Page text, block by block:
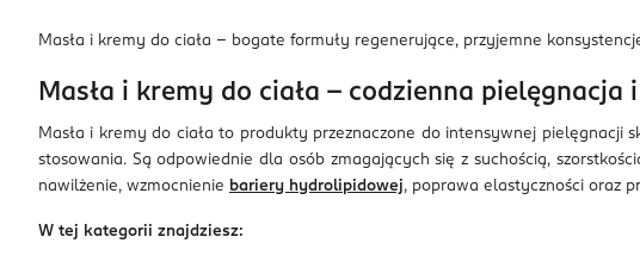
Masła i kremy do ciała – bogate formuły regenerujące, przyjemne
Masła i kremy do ciała – codzienna pielęgnacja
Masła i kremy do ciała to produkty przeznaczone do intensywnej pielęgnacji
stosowania. Są odpowiednie dla osób zmagających się z suchością,
nawilżenie, wzmocnienie bariery hydrolipidowej, poprawa elastyczności oraz
W tej kategorii znajdziesz: